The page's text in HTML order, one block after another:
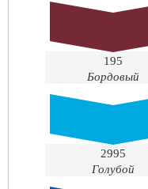
195
Бордовый
2995
Голубой